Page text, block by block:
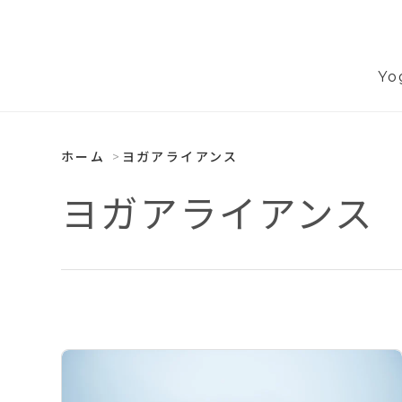
ホーム ヨガアライアンス
ヨガアライアンス